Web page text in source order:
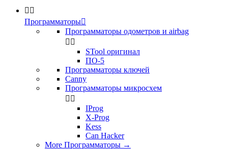
 
Программаторы
Программаторы одометров и airbag
 
STool оригинал
ПО-5
Программаторы ключей
Canny
Программаторы микросхем
 
IProg
X-Prog
Kess
Can Hacker
More Программаторы →